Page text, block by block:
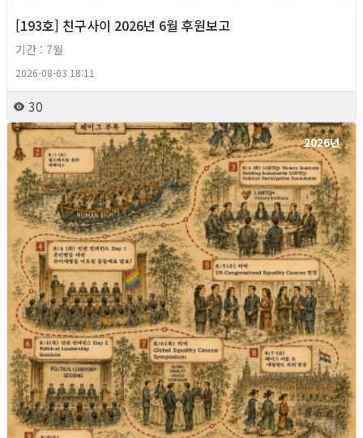
[193호] 친구사이 2026년 6월 후원보고
기간 : 7월
2026-08-03 18:11
30
2026년